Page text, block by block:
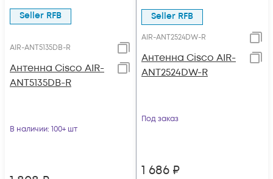
Seller RFB
AIR-ANT5135DB-R
Антенна Cisco AIR-
ANT5135DB-R
В наличии: 100+ шт
Seller RFB
AIR-ANT2524DW-R
Антенна Cisco AIR-
ANT2524DW-R
Под заказ
1 686 ₽